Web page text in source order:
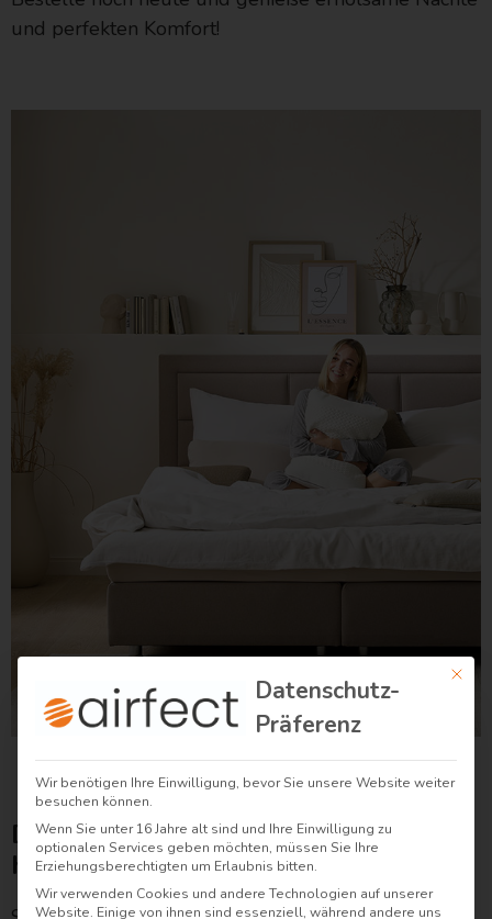
und perfekten Komfort!
Die Premium Füllung für
himmlischen Schlafkomfort
Mit
Datenschutz-
Präferenz
Wir benötigen Ihre Einwilligung, bevor Sie unsere Website weiter
besuchen können.
Wenn Sie unter 16 Jahre alt sind und Ihre Einwilligung zu
optionalen Services geben möchten, müssen Sie Ihre
Erziehungsberechtigten um Erlaubnis bitten.
Wir verwenden Cookies und andere Technologien auf unserer
Website. Einige von ihnen sind essenziell, während andere uns